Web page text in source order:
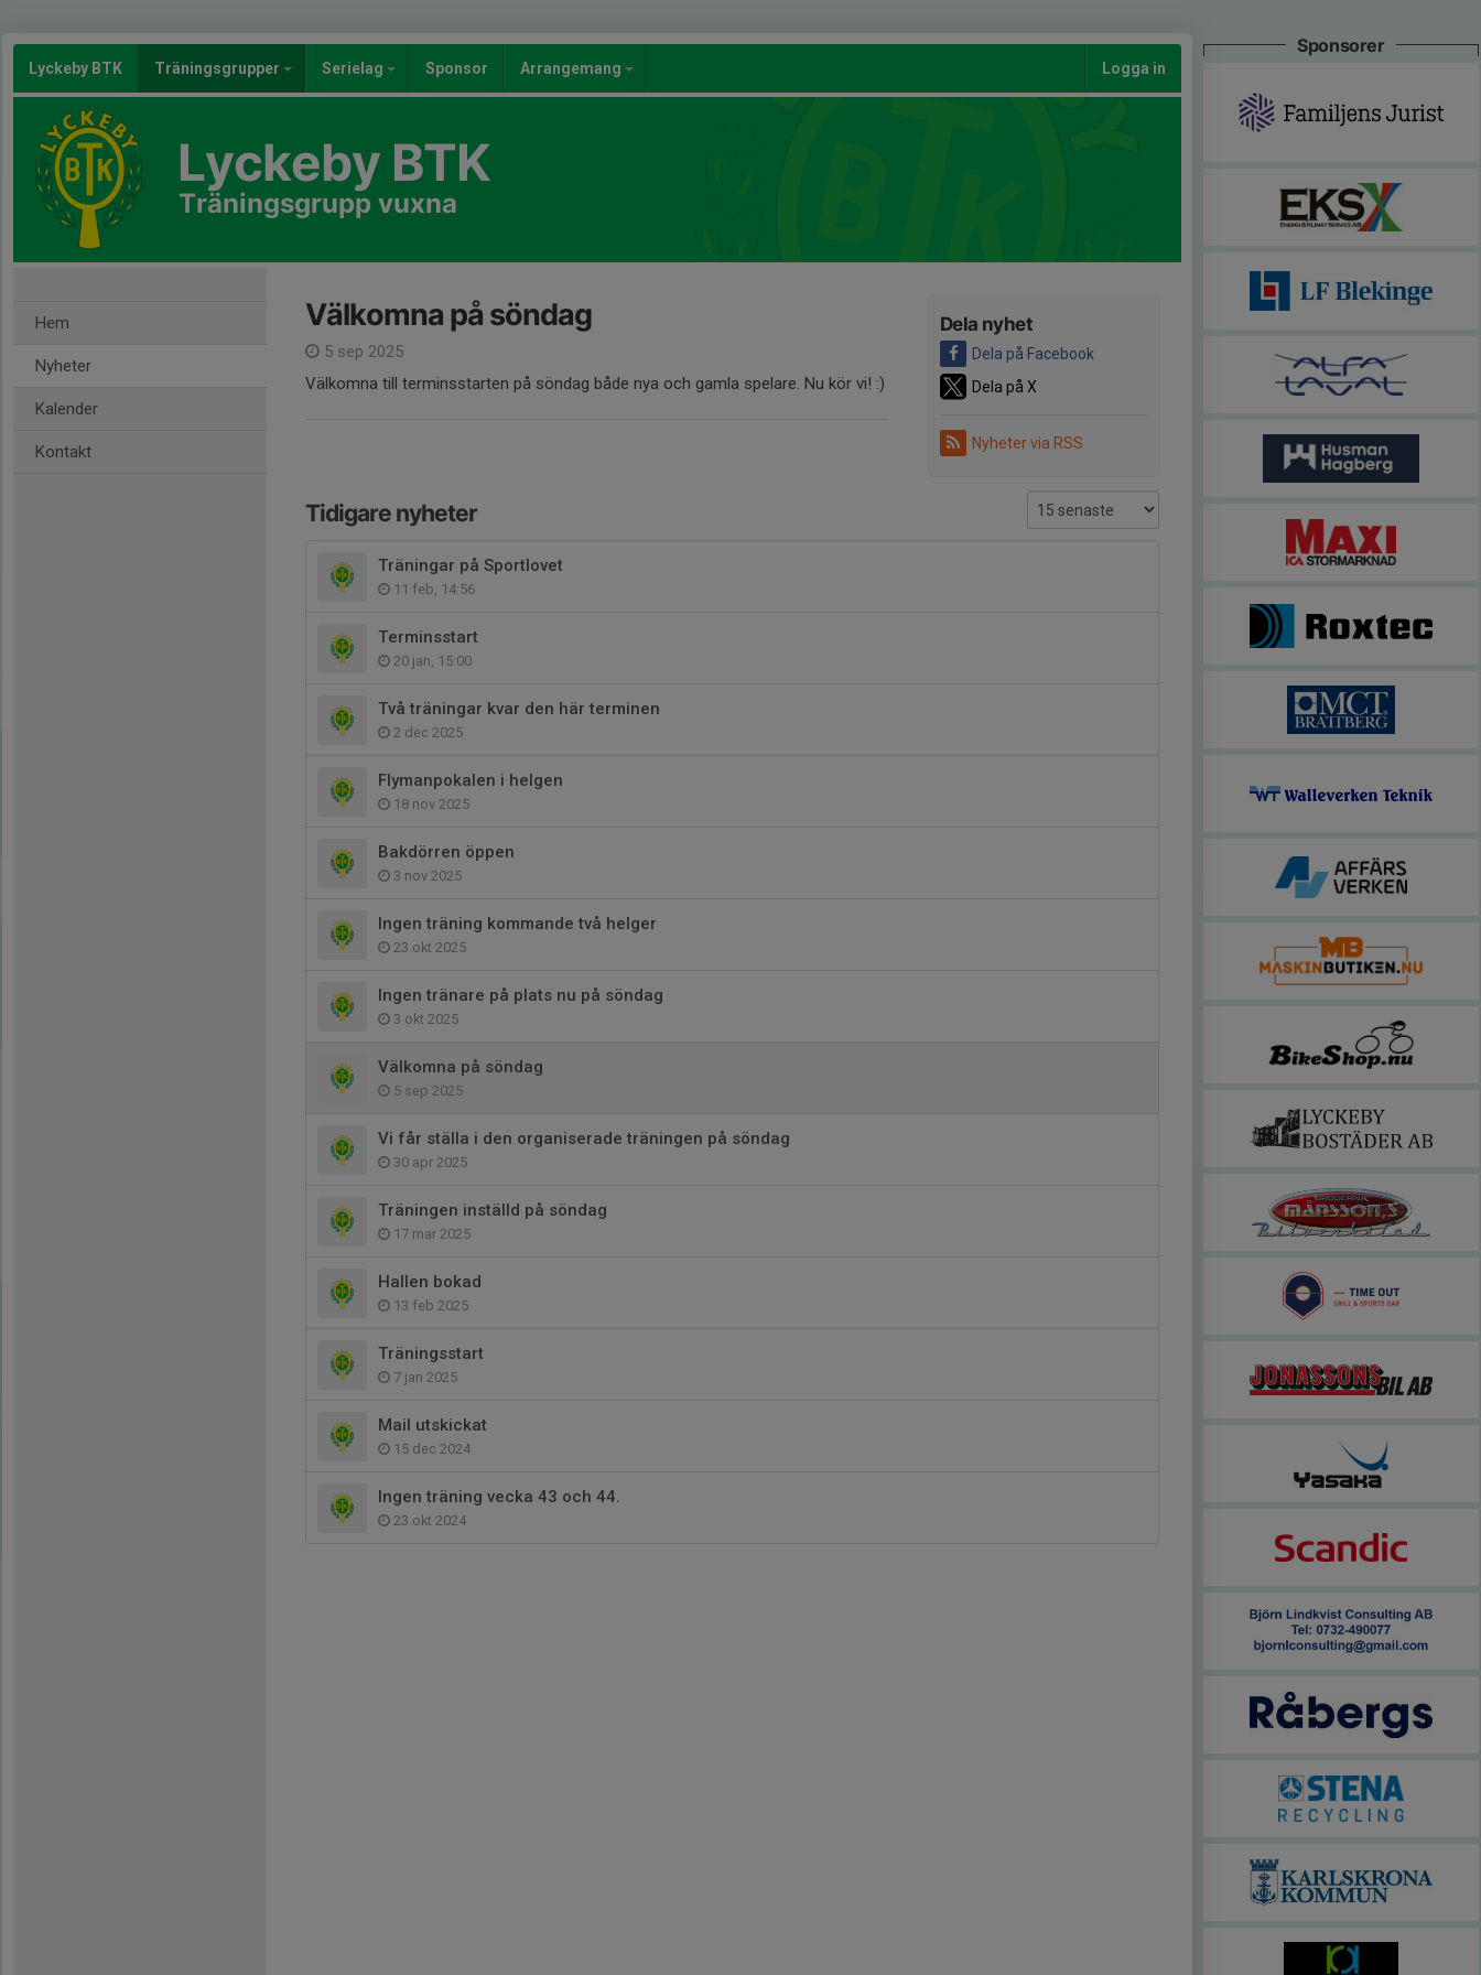
Lyckeby BTK Träningsgrupper Serielag Sponsor Arrangemang Logga in
Lyckeby BTK
Träningsgrupp vuxna
Hem
Nyheter
Kalender
Kontakt
Dela nyhet
Dela på Facebook
Dela på X
Nyheter via RSS
Välkomna på söndag
5 sep 2025
Välkomna till terminsstarten på söndag både nya och gamla spelare. Nu kör vi! :)
Tidigare nyheter
Träningar på Sportlovet
11 feb, 14:56
Terminsstart
20 jan, 15:00
Två träningar kvar den här terminen
2 dec 2025
Flymanpokalen i helgen
18 nov 2025
Bakdörren öppen
3 nov 2025
Ingen träning kommande två helger
23 okt 2025
Ingen tränare på plats nu på söndag
3 okt 2025
Välkomna på söndag
5 sep 2025
Vi får ställa i den organiserade träningen på söndag
30 apr 2025
Träningen inställd på söndag
17 mar 2025
Hallen bokad
13 feb 2025
Träningsstart
7 jan 2025
Mail utskickat
15 dec 2024
Ingen träning vecka 43 och 44.
23 okt 2024
Sponsorer